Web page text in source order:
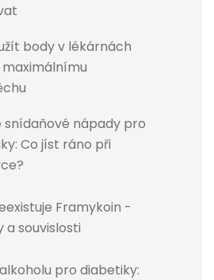
body v lékárnách
maximálnímu
snídaňové nápady pro
Co jíst ráno při
Framykoin -
a souvislosti
pro diabetiky: